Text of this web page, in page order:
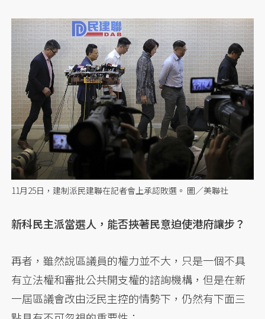
11月25日，建制派民建聯在記者會上承認敗選。 圖／美聯社
新科民主派當選人，能否挾著民意迫使港府讓步？
再者，雖然說區議員的權力並不大，只是一個不具
有立法權和審批公共開支權的諮詢機構，但是在新
一屆區議會改由泛民主控的情勢下，仍然有下面三